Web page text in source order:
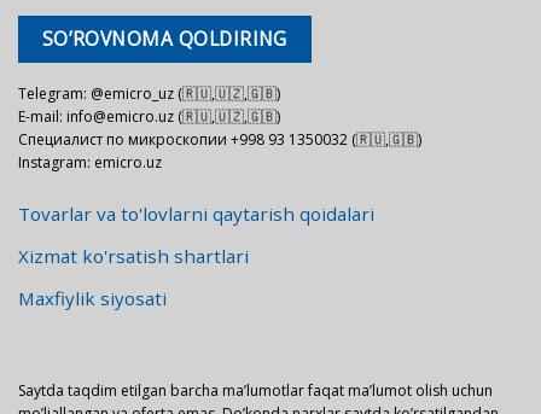
SO’ROVNOMA QOLDIRING
Telegram: @emicro_uz (🇷🇺,🇺🇿,🇬🇧)
E-mail: info@emicro.uz (🇷🇺,🇺🇿,🇬🇧)
Специалист по микроскопии +998 93 1350032 (🇷🇺,🇬🇧)
Instagram: emicro.uz
Tovarlar va to'lovlarni qaytarish qoidalari
Xizmat ko'rsatish shartlari
Maxfiylik siyosati
Saytda taqdim etilgan barcha ma’lumotlar faqat ma’lumot olish uchun